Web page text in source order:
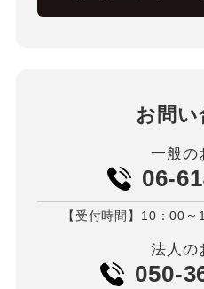
お問い
一般の
06-
【受付時間】10：00～
法人の
050-